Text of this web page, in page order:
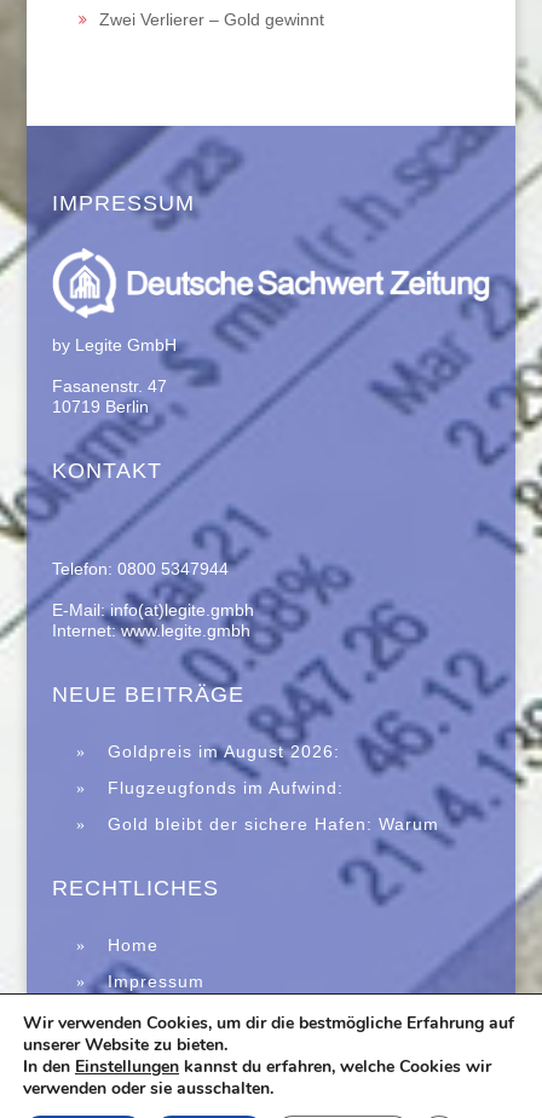
Zwei Verlierer – Gold gewinnt
IMPRESSUM
by Legite GmbH
Fasanenstr. 47
10719 Berlin
KONTAKT
Telefon: 0800 5347944
E-Mail: info(at)legite.gmbh
Internet: www.legite.gmbh
NEUE BEITRÄGE
Goldpreis im August 2026:
Saisonalität spricht für eine Erholung –
Hoffnung
Flugzeugfonds im Aufwind:
Zweitmarkt trotzt Immobilienkrise
Gold bleibt der sichere Hafen: Warum
Edelmetalle in unsicheren Zeiten wieder
verstärkt gefragt sind
RECHTLICHES
Home
Impressum
Datenschutz
Wir verwenden Cookies, um dir die bestmögliche Erfahrung auf
unserer Website zu bieten.
In den Einstellungen kannst du erfahren, welche Cookies wir
verwenden oder sie ausschalten.